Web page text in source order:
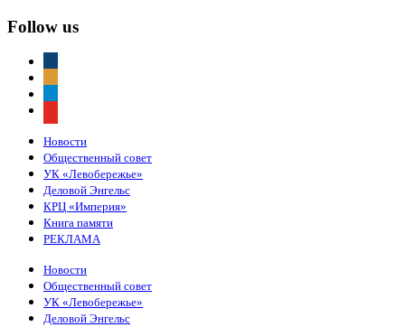
Follow us
Новости
Общественный совет
УК «Левобережье»
Деловой Энгельс
КРЦ «Империя»
Книга памяти
РЕКЛАМА
Новости
Общественный совет
УК «Левобережье»
Деловой Энгельс